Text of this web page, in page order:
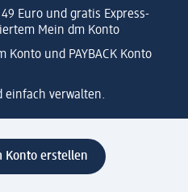
Euro und gratis Express-
Mein dm Konto
Konto und PAYBACK Konto
einfach verwalten.
Konto erstellen